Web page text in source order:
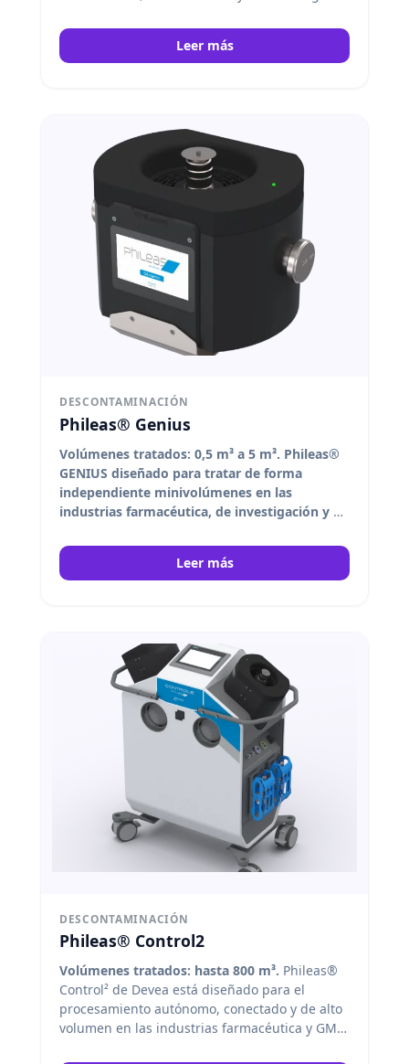
Leer más
DESCONTAMINACIÓN
Phileas® Genius
Volúmenes tratados: 0,5 m³ a 5 m³. Phileas®
GENIUS diseñado para tratar de forma
independiente minivolúmenes en las
industrias farmacéutica, de investigación y de
Leer más
DESCONTAMINACIÓN
Phileas® Control2
Volúmenes tratados: hasta 800 m³. Phileas®
Control² de Devea está diseñado para el
procesamiento autónomo, conectado y de alto
volumen en las industrias farmacéutica y GMP.